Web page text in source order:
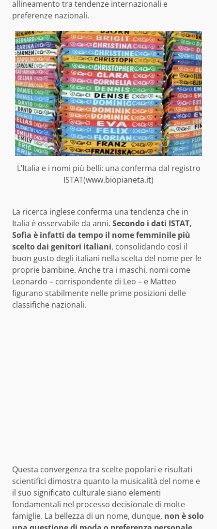
allineamento tra tendenze internazionali e
preferenze nazionali.
L’Italia e i nomi più belli: una conferma dal registro
ISTAT(www.biopianeta.it)
La ricerca inglese conferma una tendenza che in
Italia è osservabile da anni. Secondo i dati ISTAT,
Sofia è infatti da tempo il nome femminile più
scelto dai genitori italiani, consolidando così il
buon gusto degli italiani nella scelta del nome per le
proprie bambine. Anche tra i maschi, nomi come
Leonardo – corrispondente di Leo – e Matteo
figurano stabilmente nelle prime posizioni delle
classifiche nazionali.
Questa convergenza tra scelte popolari e risultati
scientifici dimostra quanto la musicalità del nome e
il suo significato culturale siano elementi
fondamentali nel processo decisionale di molte
famiglie. La bellezza di un nome, dunque, non è solo